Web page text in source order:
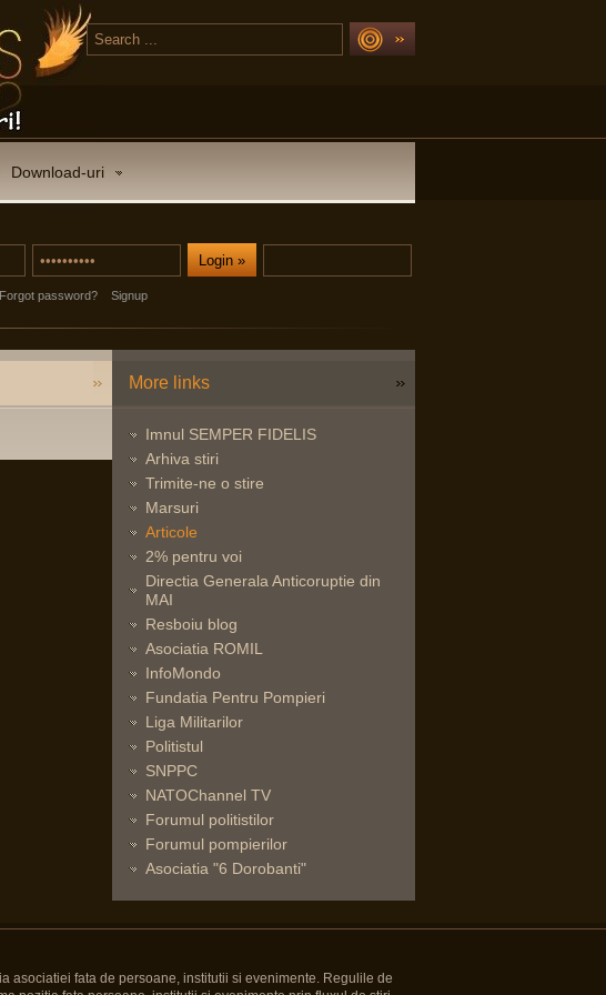
Download-uri
Forgot password? Signup
More links
Imnul SEMPER FIDELIS
Arhiva stiri
Trimite-ne o stire
Marsuri
Articole
2% pentru voi
Directia Generala Anticoruptie din
MAI
Resboiu blog
Asociatia ROMIL
InfoMondo
Fundatia Pentru Pompieri
Liga Militarilor
Politistul
SNPPC
NATOChannel TV
Forumul politistilor
Forumul pompierilor
Asociatia "6 Dorobanti"
asociatiei fata de persoane, institutii si evenimente. Regulile de